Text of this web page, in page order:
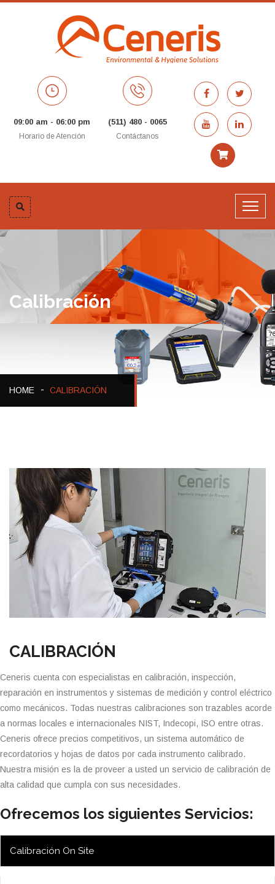
09:00 am - 06:00 pm
Horario de Atención
(511) 480 - 0065
Contáctanos
Calibración
HOME CALIBRACIÓN
CALIBRACIÓN
Ceneris cuenta con especialistas en calibración, inspección,
reparación en instrumentos y sistemas de medición y control eléctrico
como mecánicos. Todas nuestras calibraciones son trazables acorde
a normas locales e internacionales NIST, Indecopi, ISO entre otras.
Ceneris ofrece precios competitivos, un sistema automático de
recordatorios y hojas de datos por cada instrumento calibrado.
Nuestra misión es la de proveer a usted un servicio de calibración de
alta calidad que cumpla con sus necesidades.
Ofrecemos los siguientes Servicios:
Calibración On Site